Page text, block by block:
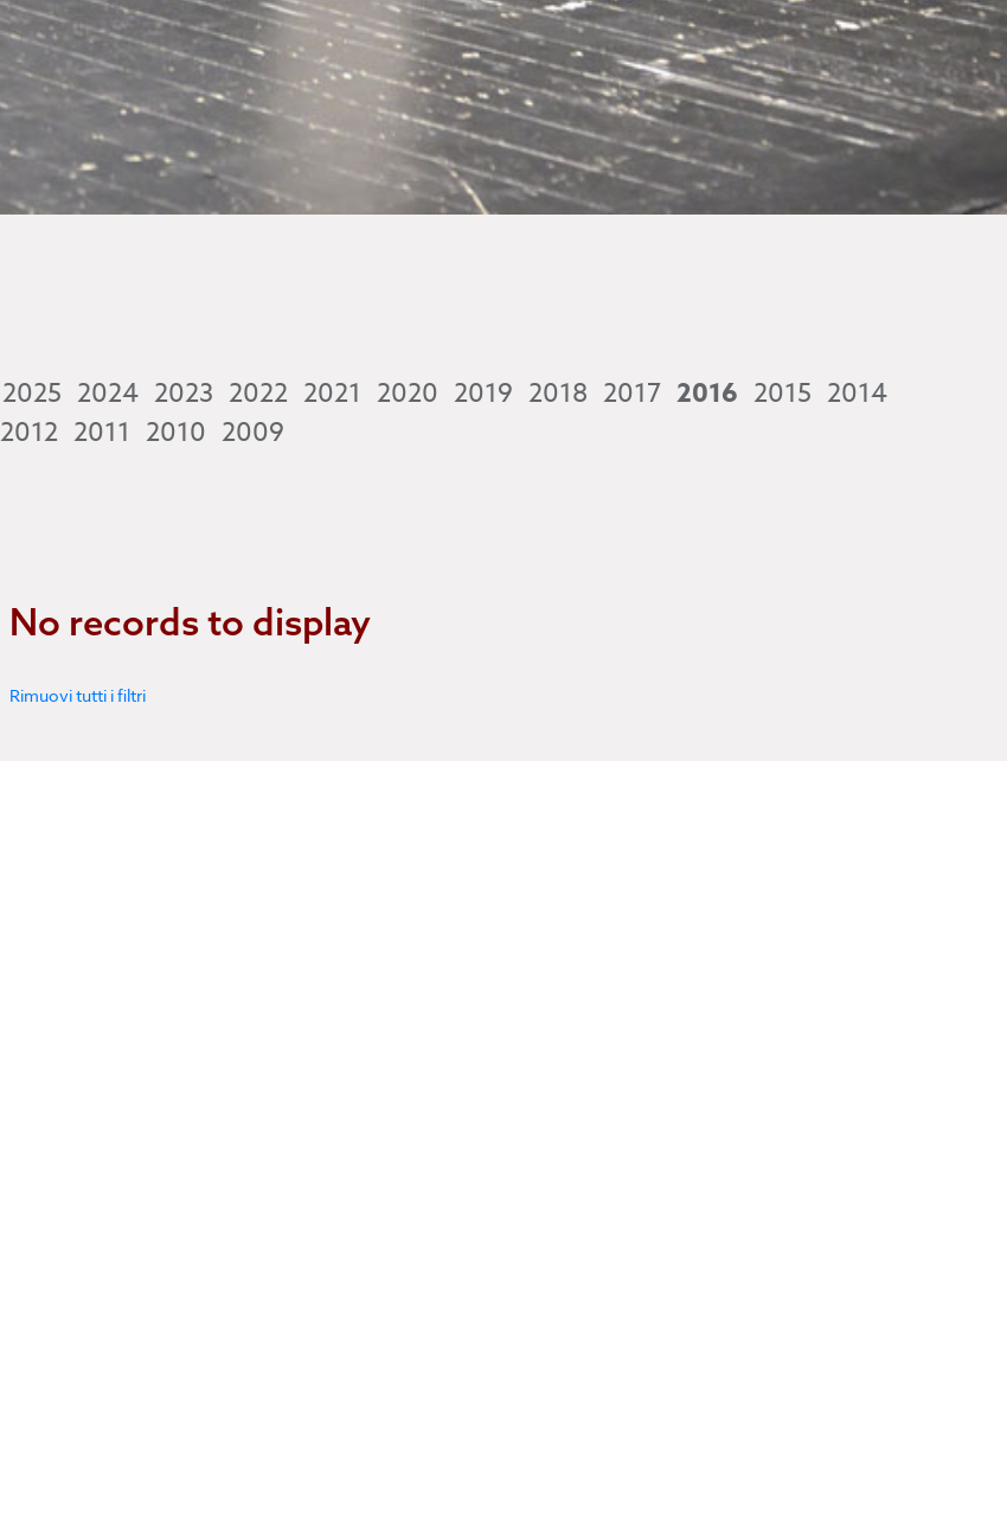
2025 2024 2023 2022 2021 2020 2019 2018 2017 2016 2015 2014
2012 2011 2010 2009
No records to display
Rimuovi tutti i filtri